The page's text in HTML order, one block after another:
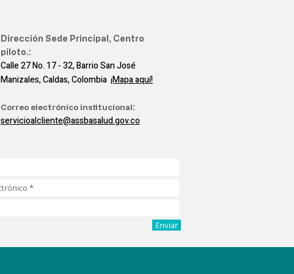
Dirección Sede Principal, Centro
piloto.:
Calle 27 No. 17 - 32, Barrio San José
Manizales, Caldas, Colombia ¡Mapa aquí!
Correo electrónico institucional:
servicioalcliente@assbasalud.gov.co
Enviar